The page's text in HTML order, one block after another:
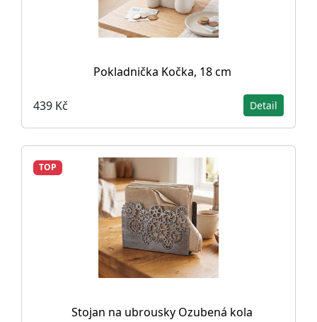
Pokladnička Kočka, 18 cm
439 Kč Detail
TOP
Stojan na ubrousky Ozubená kola